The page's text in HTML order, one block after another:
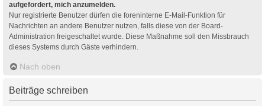
aufgefordert, mich anzumelden.
Nur registrierte Benutzer dürfen die foreninterne E-Mail-Funktion für
Nachrichten an andere Benutzer nutzen, falls diese von der Board-
Administration freigeschaltet wurde. Diese Maßnahme soll den Missbrauch
dieses Systems durch Gäste verhindern.
Nach oben
Beiträge schreiben